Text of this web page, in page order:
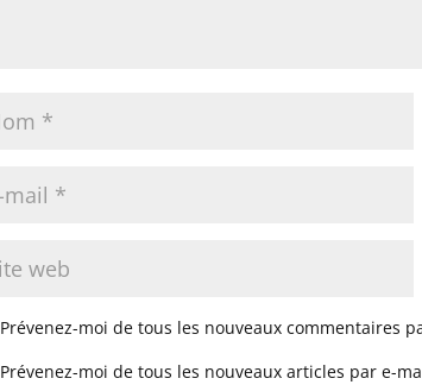
Prévenez-moi de tous les nouveaux commentaires
Prévenez-moi de tous les nouveaux articles par e-